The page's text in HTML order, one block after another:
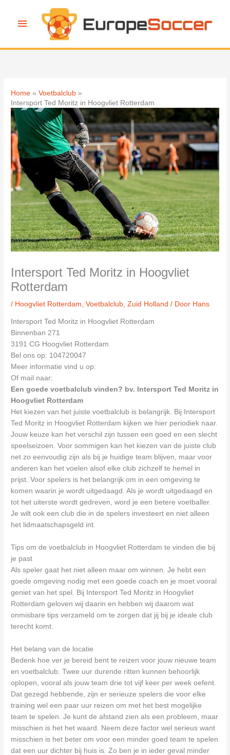
Hoofdmenu
Home
Voetbalclub
Intersport Ted Moritz in Hoogvliet Rotterdam
Intersport Ted Moritz in Hoogvliet
Rotterdam
/ Hoogvliet Rotterdam,Voetbalclub,Zuid Holland / Door Hans
Intersport Ted Moritz in Hoogvliet Rotterdam
Binnenban 271
3191 CG Hoogvliet Rotterdam
Bel ons op: 104720047
Meer informatie vind u op:
Of mail naar:
Een goede voetbalclub vinden? bv. Intersport Ted Moritz in
Hoogvliet Rotterdam
Het kiezen van het juiste voetbalclub is belangrijk. Bij Intersport
Ted Moritz in Hoogvliet Rotterdam kijken we hier periodiek naar.
Jouw keuze kan het verschil zijn tussen een goed en een slecht
speelseizoen. Voor sommigen kan het kiezen van de juiste club
net zo eenvoudig zijn als bij je huidige team blijven, maar voor
anderen kan het voelen alsof elke club zichzelf te hemel in
prijst. Voor spelers is het belangrijk om in een omgeving te
komen waarin je wordt uitgedaagd. Als je wordt uitgedaagd en
tot het uiterste wordt gedreven, word je een betere voetballer.
Je wilt ook een club die in de spelers investeert en niet alleen
het lidmaatschapsgeld int.
Tips om de voetbalclub in Hoogvliet Rotterdam te vinden die bij
je past
Als speler gaat het niet alleen maar om winnen. Je hebt een
goede omgeving nodig met een goede coach en je moet vooral
geniet van het spel. Bij Intersport Ted Moritz in Hoogvliet
Rotterdam geloven wij daarin en hebben wij daarom wat
onmisbare tips verzameld om te zorgen dat jij bij je ideale club
terecht komt.
Het belang van de locatie
Bedenk hoe ver je bereid bent te reizen voor jouw nieuwe team
en voetbalclub. Twee uur durende ritten kunnen behoorlijk
oplopen, vooral als jouw team drie tot vijf keer per week oefent.
Dat gezegd hebbende, zijn er serieuze spelers die voor elke
training wel een paar uur reizen om met het best mogelijke
team te spelen. Je kunt de afstand zien als een probleem, maar
misschien is het het waard. Neem deze factor wel serieus want
misschien is het beter om voor een minder goed team te spelen
dat een uur dichter bij huis is. Zo ben je in ieder geval minder